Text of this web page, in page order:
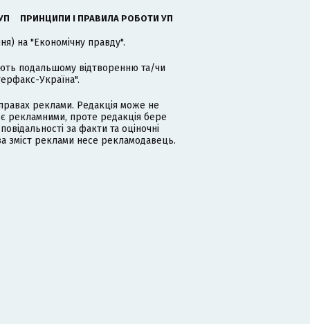
ПРИНЦИПИ І ПРАВИЛА РОБОТИ УП
на "Економічну правду".
подальшому відтворенню та/чи
Україна".
реклами. Редакція може не
рекламними, проте редакція бере
за факти та оціночні
зміст реклами несе рекламодавець.